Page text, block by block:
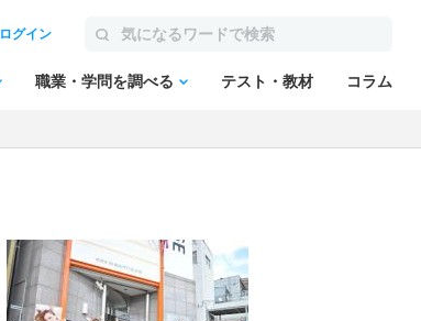
ログイン
職業・学問を調べる テスト・教材 コラム